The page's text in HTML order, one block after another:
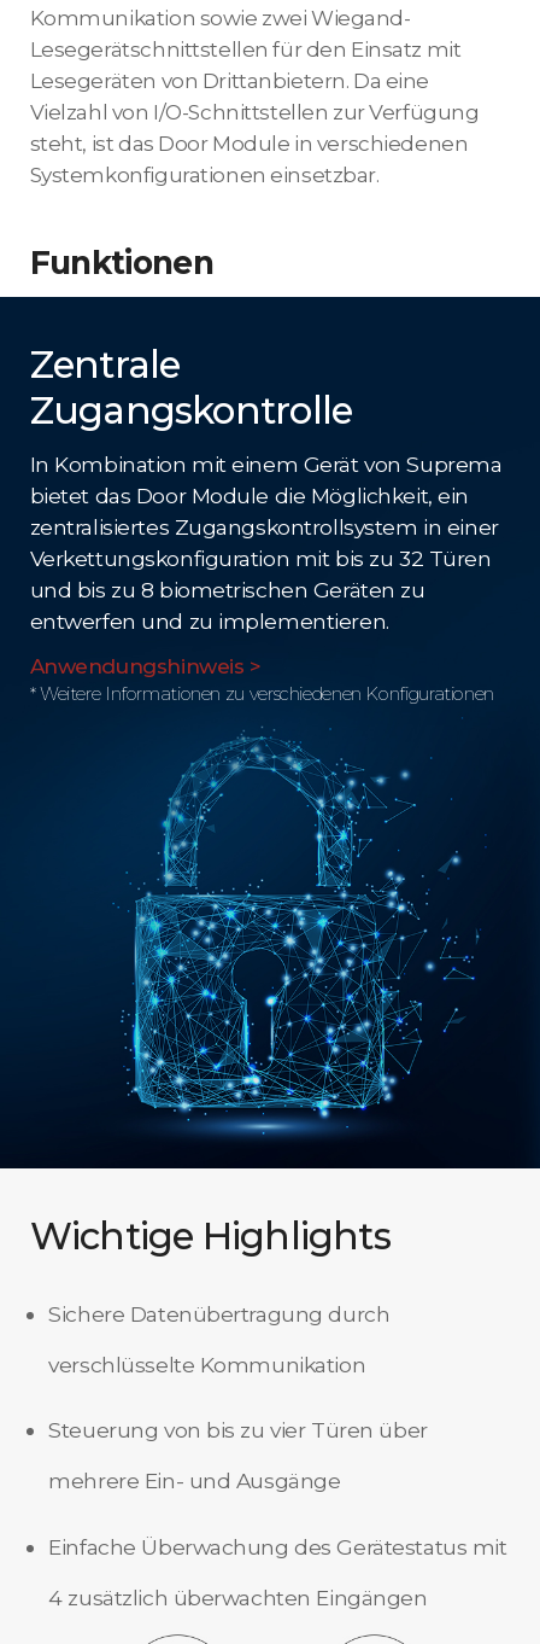
Kommunikation sowie zwei Wiegand-
Lesegerätschnittstellen für den Einsatz mit
Lesegeräten von Drittanbietern. Da eine
Vielzahl von I/O-Schnittstellen zur Verfügung
steht, ist das Door Module in verschiedenen
Systemkonfigurationen einsetzbar.
Funktionen
Zentrale
Zugangskontrolle
In Kombination mit einem Gerät von Suprema
bietet das Door Module die Möglichkeit, ein
zentralisiertes Zugangskontrollsystem in einer
Verkettungskonfiguration mit bis zu 32 Türen
und bis zu 8 biometrischen Geräten zu
entwerfen und zu implementieren.
Anwendungshinweis >
* Weitere Informationen zu verschiedenen Konfigurationen
Wichtige Highlights
Sichere Datenübertragung durch
verschlüsselte Kommunikation
Steuerung von bis zu vier Türen über
mehrere Ein- und Ausgänge
Einfache Überwachung des Gerätestatus mit
4 zusätzlich überwachten Eingängen